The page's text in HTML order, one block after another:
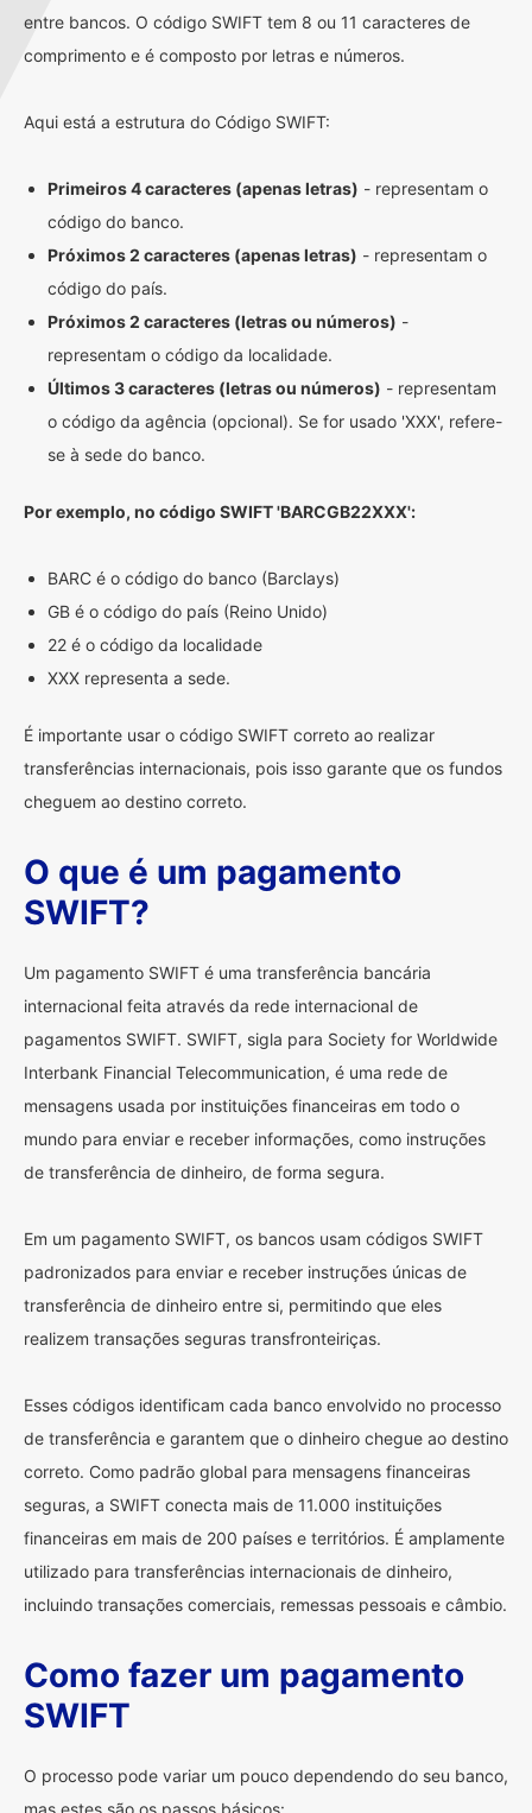
entre bancos. O código SWIFT tem 8 ou 11 caracteres de
comprimento e é composto por letras e números.
Aqui está a estrutura do Código SWIFT:
Primeiros 4 caracteres (apenas letras) - representam o
código do banco.
Próximos 2 caracteres (apenas letras) - representam o
código do país.
Próximos 2 caracteres (letras ou números) -
representam o código da localidade.
Últimos 3 caracteres (letras ou números) - representam
o código da agência (opcional). Se for usado 'XXX', refere-
se à sede do banco.
Por exemplo, no código SWIFT 'BARCGB22XXX':
BARC é o código do banco (Barclays)
GB é o código do país (Reino Unido)
22 é o código da localidade
XXX representa a sede.
É importante usar o código SWIFT correto ao realizar
transferências internacionais, pois isso garante que os fundos
cheguem ao destino correto.
O que é um pagamento
SWIFT?
Um pagamento SWIFT é uma transferência bancária
internacional feita através da rede internacional de
pagamentos SWIFT. SWIFT, sigla para Society for Worldwide
Interbank Financial Telecommunication, é uma rede de
mensagens usada por instituições financeiras em todo o
mundo para enviar e receber informações, como instruções
de transferência de dinheiro, de forma segura.
Em um pagamento SWIFT, os bancos usam códigos SWIFT
padronizados para enviar e receber instruções únicas de
transferência de dinheiro entre si, permitindo que eles
realizem transações seguras transfronteiriças.
Esses códigos identificam cada banco envolvido no processo
de transferência e garantem que o dinheiro chegue ao destino
correto. Como padrão global para mensagens financeiras
seguras, a SWIFT conecta mais de 11.000 instituições
financeiras em mais de 200 países e territórios. É amplamente
utilizado para transferências internacionais de dinheiro,
incluindo transações comerciais, remessas pessoais e câmbio.
Como fazer um pagamento
SWIFT
O processo pode variar um pouco dependendo do seu banco,
mas estes são os passos básicos: